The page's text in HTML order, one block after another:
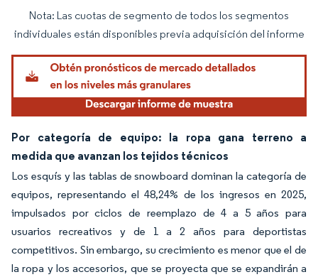
Imagen © Mordor Intelligence. El uso requiere atribución según CC BY 4.0.
Nota: Las cuotas de segmento de todos los segmentos
individuales están disponibles previa adquisición del informe
Por categoría de equipo: la ropa gana terreno a
medida que avanzan los tejidos técnicos
Los esquís y las tablas de snowboard dominan la categoría de
equipos, representando el 48,24% de los ingresos en 2025,
impulsados por ciclos de reemplazo de 4 a 5 años para
usuarios recreativos y de 1 a 2 años para deportistas
competitivos. Sin embargo, su crecimiento es menor que el de
la ropa y los accesorios, que se proyecta que se expandirán a